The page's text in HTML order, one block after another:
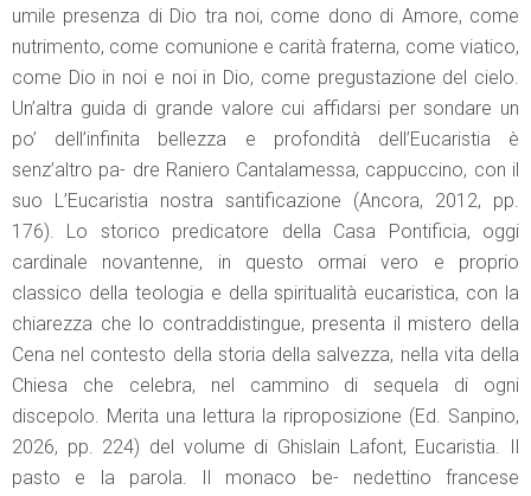
umile presenza di Dio tra noi, come dono di Amore, come
nutrimento, come comunione e carità fraterna, come viatico,
come Dio in noi e noi in Dio, come pregustazione del cielo.
Un’altra guida di grande valore cui affidarsi per sondare un
po’ dell’infinita bellezza e profondità dell’Eucaristia è
senz’altro pa- dre Raniero Cantalamessa, cappuccino, con il
suo L’Eucaristia nostra santificazione (Ancora, 2012, pp.
176). Lo storico predicatore della Casa Pontificia, oggi
cardinale novantenne, in questo ormai vero e proprio
classico della teologia e della spiritualità eucaristica, con la
chiarezza che lo contraddistingue, presenta il mistero della
Cena nel contesto della storia della salvezza, nella vita della
Chiesa che celebra, nel cammino di sequela di ogni
discepolo. Merita una lettura la riproposizione (Ed. Sanpino,
2026, pp. 224) del volume di Ghislain Lafont, Eucaristia. Il
pasto e la parola. Il monaco be- nedettino francese